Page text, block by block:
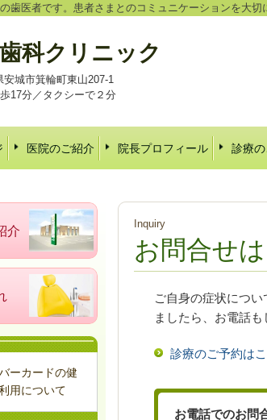
歯医者です。患者さまとのコミュニケーションを大
科クリニック
安城市箕輪町東山207-1
17分／タクシーで２分
医院のご紹介 院長プロフィール 診療
Inquiry
お問合せ
ご自身の症状につ
ましたら、お電話
診療のご予約は
お電話でのお問
介
ーカードの健
用について